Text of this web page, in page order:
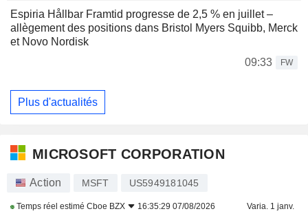
Espiria Hållbar Framtid progresse de 2,5 % en juillet –
allègement des positions dans Bristol Myers Squibb, Merck
et Novo Nordisk
09:33
FW
Plus d'actualités
MICROSOFT CORPORATION
Action MSFT US5949181045
Temps réel estimé Cboe BZX 16:35:29 07/08/2026 Varia. 1 janv.